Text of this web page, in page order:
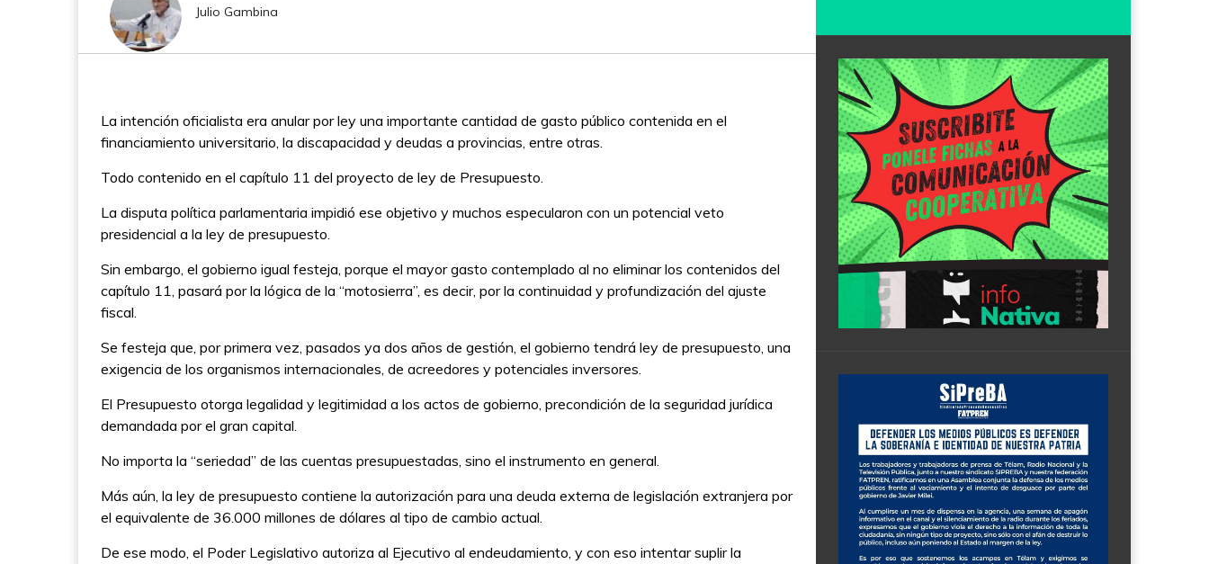
Julio Gambina
La intención oficialista era anular por ley una importante cantidad de gasto público contenida en el
financiamiento universitario, la discapacidad y deudas a provincias, entre otras.
Todo contenido en el capítulo 11 del proyecto de ley de Presupuesto.
La disputa política parlamentaria impidió ese objetivo y muchos especularon con un potencial veto
presidencial a la ley de presupuesto.
Sin embargo, el gobierno igual festeja, porque el mayor gasto contemplado al no eliminar los contenidos del
capítulo 11, pasará por la lógica de la “motosierra”, es decir, por la continuidad y profundización del ajuste
fiscal.
Se festeja que, por primera vez, pasados ya dos años de gestión, el gobierno tendrá ley de presupuesto, una
exigencia de los organismos internacionales, de acreedores y potenciales inversores.
El Presupuesto otorga legalidad y legitimidad a los actos de gobierno, precondición de la seguridad jurídica
demandada por el gran capital.
No importa la “seriedad” de las cuentas presupuestadas, sino el instrumento en general.
Más aún, la ley de presupuesto contiene la autorización para una deuda externa de legislación extranjera por
el equivalente de 36.000 millones de dólares al tipo de cambio actual.
De ese modo, el Poder Legislativo autoriza al Ejecutivo al endeudamiento, y con eso intentar suplir la